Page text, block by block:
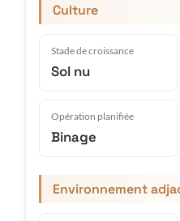
Culture
Stade de croissance
Sol nu
Opération planifiée
Binage
Environnement